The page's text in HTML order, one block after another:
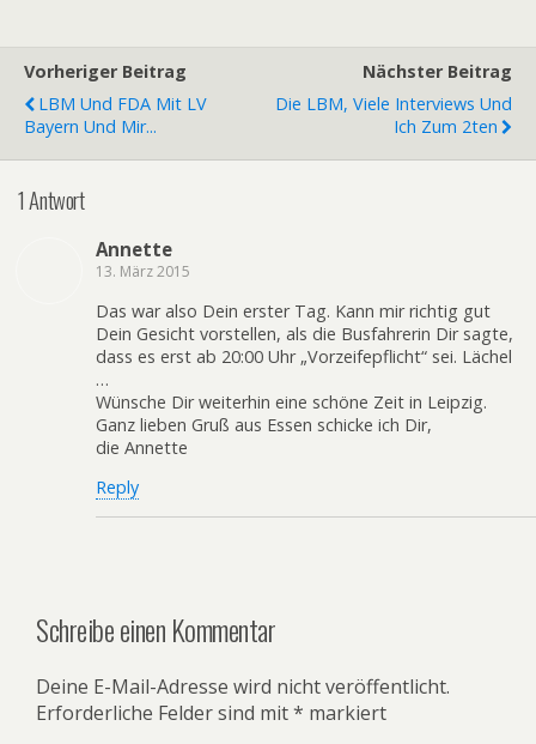
Vorheriger Beitrag
LBM Und FDA Mit LV
Bayern Und Mir...
Nächster Beitrag
Die LBM, Viele Interviews Und
Ich Zum 2ten
1 Antwort
Annette
13. März 2015
Das war also Dein erster Tag. Kann mir richtig gut
Dein Gesicht vorstellen, als die Busfahrerin Dir sagte,
dass es erst ab 20:00 Uhr „Vorzeifepflicht“ sei. Lächel
…
Wünsche Dir weiterhin eine schöne Zeit in Leipzig.
Ganz lieben Gruß aus Essen schicke ich Dir,
die Annette
Reply
Schreibe einen Kommentar
Deine E-Mail-Adresse wird nicht veröffentlicht.
Erforderliche Felder sind mit* markiert